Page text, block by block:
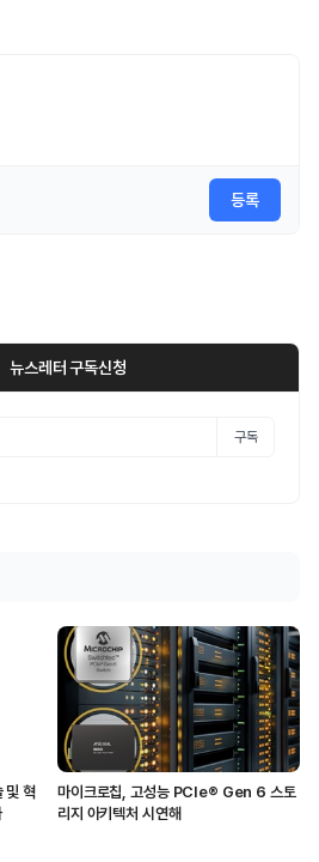
등록
뉴스레터 구독신청
구독
및 혁
마이크로칩, 고성능 PCIe® Gen 6 스토
리지 아키텍처 시연해